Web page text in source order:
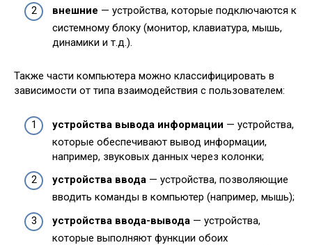
внешние — устройства, которые подключаются к
системному блоку (монитор, клавиатура, мышь,
динамики и т.д.).
Также части компьютера можно классифицировать в
зависимости от типа взаимодействия с пользователем:
устройства вывода информации — устройства,
которые обеспечивают вывод информации,
например, звуковых данных через колонки;
устройства ввода — устройства, позволяющие
вводить команды в компьютер (например, мышь);
устройства ввода-вывода — устройства,
которые выполняют функции обоих